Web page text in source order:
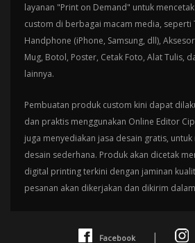
layanan "Print on Demand" untuk
custom di berbagai macam media, seperti
Handphone (iPhone, Samsung, dll),
Mug, Botol, Poster, Cetak Foto, Alat Tulis,
lainnya.
Pembuatan produk custom kini dapat
dan praktis menggunakan Online Editor
juga menyediakan jasa desain gratis,
desain sederhana. Produk akan dicetak
digital printing terkini dengan jaminan
pesanan akan dikerjakan dan dikirim
Facebook |